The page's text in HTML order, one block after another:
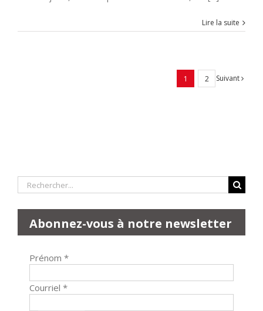
Lire la suite
1 2 Suivant
Rechercher:
Abonnez-vous à notre newsletter
Prénom *
Courriel *